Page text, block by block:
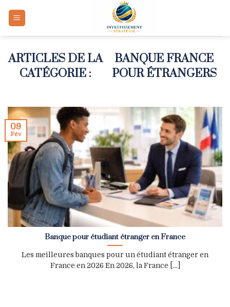
BANQUE FRANCE
POUR ÉTRANGERS
Banque pour étudiant étranger en France
Les meilleures banques pour un étudiant étranger en
France en 2026 En 2026, la France [...]
09
Fév